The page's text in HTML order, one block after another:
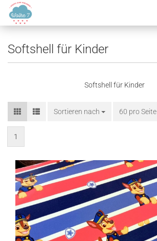
Softshell für Kinder
Softshell für Kinder
Sortieren nach
Sortieren nach 60 pro Seite
pro Seite
1